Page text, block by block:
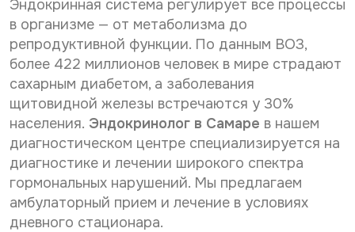
Эндокринная система регулирует все процессы
в организме — от метаболизма до
репродуктивной функции. По данным ВОЗ,
более 422 миллионов человек в мире страдают
сахарным диабетом, а заболевания
щитовидной железы встречаются у 30%
населения. Эндокринолог в Самаре в нашем
диагностическом центре специализируется на
диагностике и лечении широкого спектра
гормональных нарушений. Мы предлагаем
амбулаторный прием и лечение в условиях
дневного стационара.
р
с
н
а
л
н
ы
х
д
а
н
н
ы
о
н
а
л
ь
н
ы
х
д
а
н
н
ы
х
*
Нужное Вам исследование*
Желаемая дата и время приёма
Даю согласие наобработку персональных данных
Даю согласие на получение информационной
рассылки
Отправить